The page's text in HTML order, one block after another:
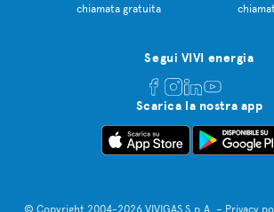
chiamata gratuita
Segui VIVI energia
Scarica la nostra app
© Copyright 2004-2026 VIVIGAS S.p.A. – Privacy